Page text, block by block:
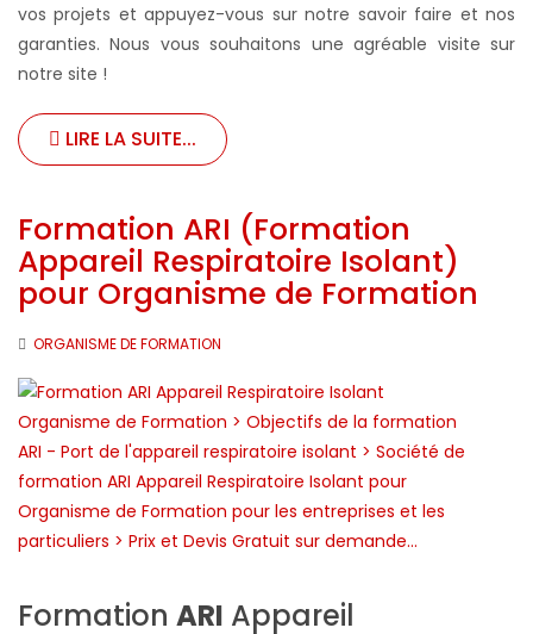
vos projets et appuyez-vous sur notre savoir faire et nos
garanties. Nous vous souhaitons une agréable visite sur
notre site !
LIRE LA SUITE...
Formation ARI (Formation
Appareil Respiratoire Isolant)
pour Organisme de Formation
ORGANISME DE FORMATION
Formation ARI Appareil